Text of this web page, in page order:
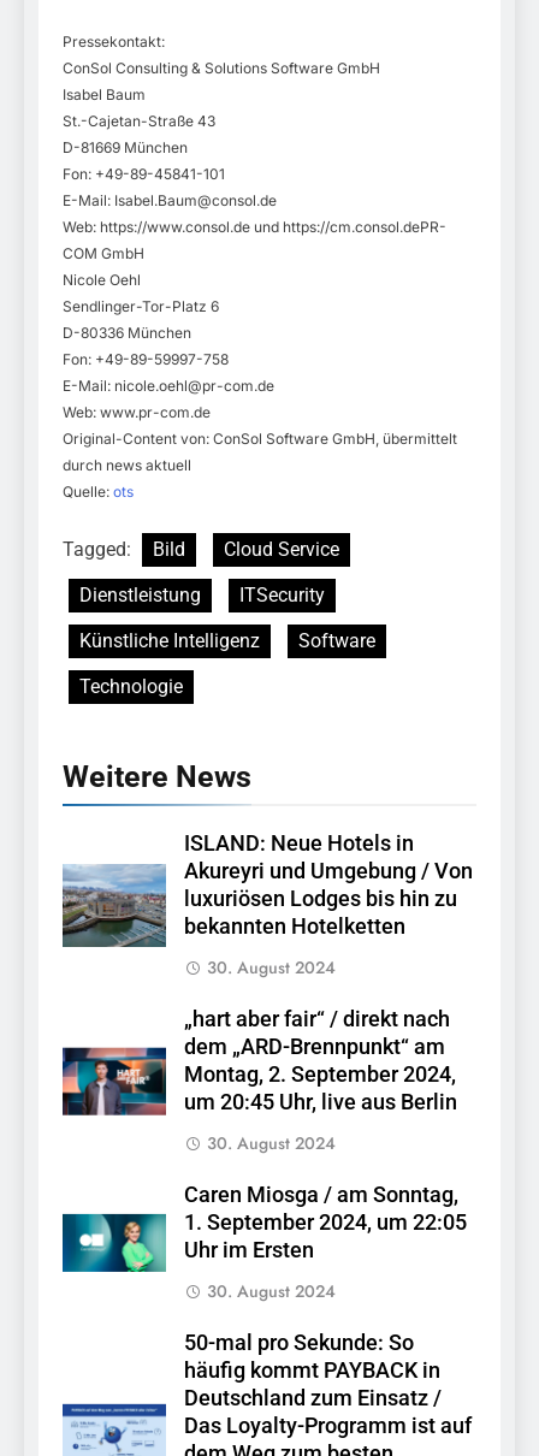
Pressekontakt:
ConSol Consulting & Solutions Software GmbH
Isabel Baum
St.-Cajetan-Straße 43
D-81669 München
Fon: +49-89-45841-101
E-Mail: Isabel.Baum@consol.de
Web: https://www.consol.de und https://cm.consol.dePR-
COM GmbH
Nicole Oehl
Sendlinger-Tor-Platz 6
D-80336 München
Fon: +49-89-59997-758
E-Mail: nicole.oehl@pr-com.de
Web: www.pr-com.de
Original-Content von: ConSol Software GmbH, übermittelt
durch news aktuell
Quelle: ots
Tagged: Bild
Cloud Service
Dienstleistung
ITSecurity
Künstliche Intelligenz
Software
Technologie
Weitere News
ISLAND: Neue Hotels in
Akureyri und Umgebung / Von
luxuriösen Lodges bis hin zu
bekannten Hotelketten
30. August 2024
„hart aber fair“ / direkt nach
dem „ARD-Brennpunkt“ am
Montag, 2. September 2024,
um 20:45 Uhr, live aus Berlin
30. August 2024
Caren Miosga / am Sonntag,
1. September 2024, um 22:05
Uhr im Ersten
30. August 2024
50-mal pro Sekunde: So
häufig kommt PAYBACK in
Deutschland zum Einsatz /
Das Loyalty-Programm ist auf